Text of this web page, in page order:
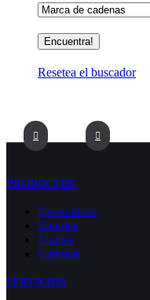
Resetea el buscador
PRODUCTOS
Neumáticos
Baterías
Llantas
Cadenas
SERVICIOS